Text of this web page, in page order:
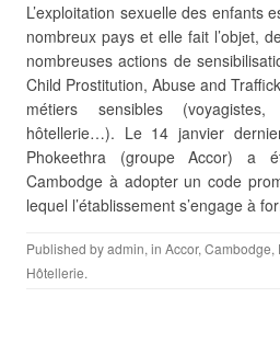
L’exploitation sexuelle des enfants
nombreux pays et elle fait l’objet,
nombreuses actions de
Child Prostitution, Abuse and
métiers sensibles (voyagistes,
hôtellerie…). Le 14 janvier
Phokeethra (groupe Accor) a
Cambodge à adopter un code
lequel l’établissement s’engage à
Published byadmin, in Accor, Cambodge,
Hôtellerie.